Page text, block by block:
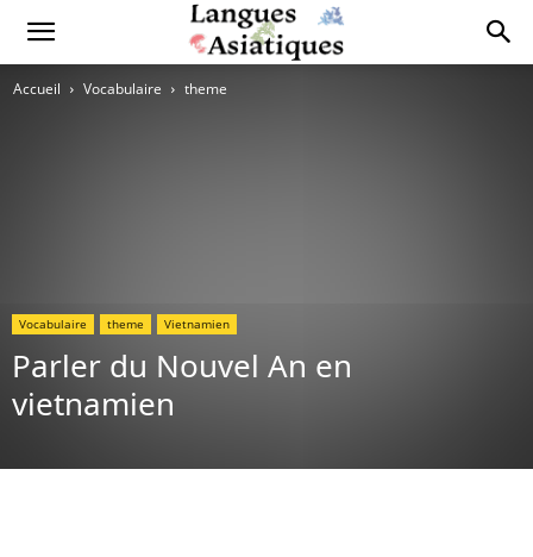
Accueil Vocabulaire theme
Vocabulaire theme Vietnamien
Parler du Nouvel An en
vietnamien